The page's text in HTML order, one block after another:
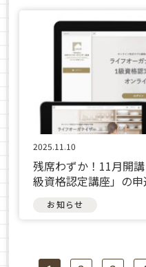
2025.11.10
残席わずか！11月開
級資格認定講座」の申
お知らせ